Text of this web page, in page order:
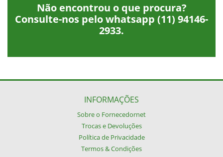
Não encontrou o que procura?
Consulte-nos pelo whatsapp (11) 94146-
2933.
INFORMAÇÕES
Sobre o Fornecedornet
Trocas e Devoluções
Política de Privacidade
Termos & Condições